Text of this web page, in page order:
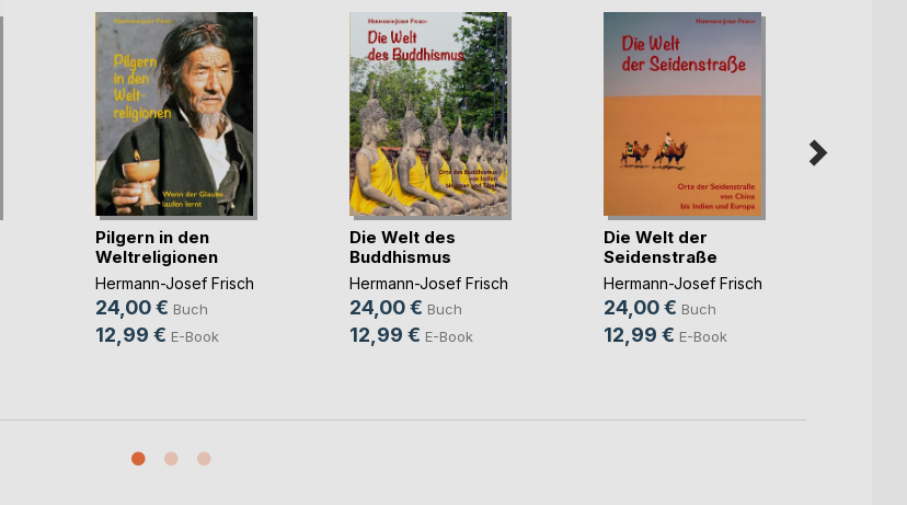
Pilgern in den
Weltreligionen
Hermann-Josef Frisch
24,00 € Buch
12,99 € E-Book
Die Welt des
Buddhismus
Hermann-Josef Frisch
24,00 € Buch
12,99 € E-Book
Die Welt der
Seidenstraße
Hermann-Josef Frisch
24,00 € Buch
12,99 € E-Book